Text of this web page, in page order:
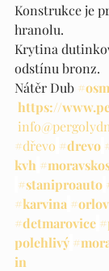
Konstrukce je
hranolu.
Krytina
odstínu bronz.
Nátěr Dub
https://
#dřevo #drevo
kvh
#staniproauto
#karvina
#detmarovice
polehlivý
in